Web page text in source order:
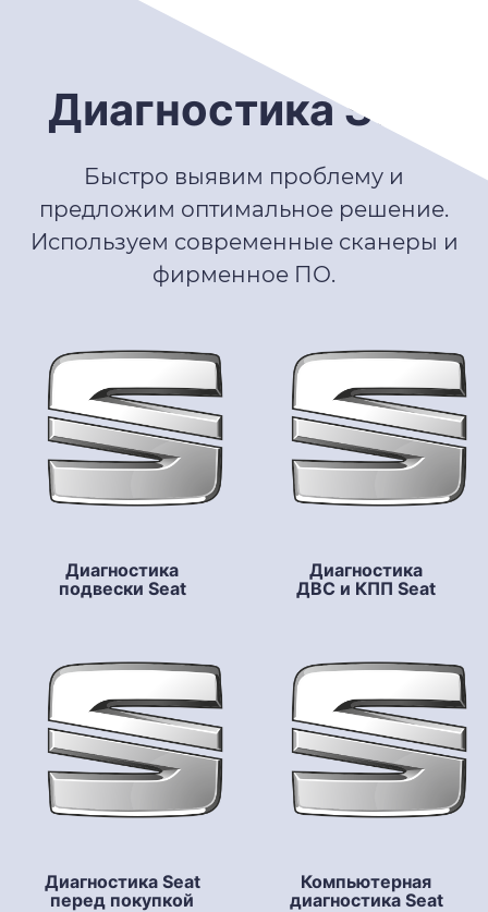
Диагностика Seat
Быстро выявим проблему и
предложим оптимальное решение.
Используем современные сканеры и
фирменное ПО.
Диагностика
подвески Seat
Диагностика
ДВС и КПП Seat
Диагностика Seat
перед покупкой
Компьютерная
диагностика Seat